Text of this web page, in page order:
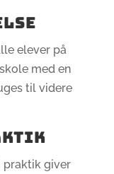
elever på
med en
til videre
praktik giver